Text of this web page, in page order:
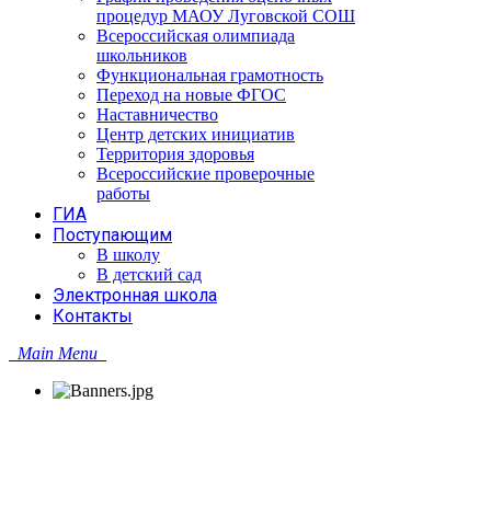
процедур МАОУ Луговской СОШ
Всероссийская олимпиада
школьников
Функциональная грамотность
Переход на новые ФГОС
Наставничество
Центр детских инициатив
Территория здоровья
Всероссийские проверочные
работы
ГИА
Поступающим
В школу
В детский сад
Электронная школа
Контакты
Main Menu